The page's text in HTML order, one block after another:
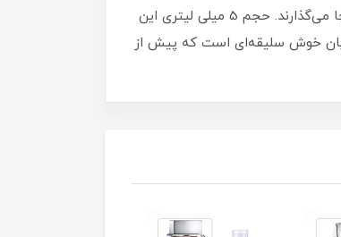
ادویه‌ها و نعناع فضای عطر را مردانه‌تر و جذاب‌تر می‌سازد و در نهایت نت‌های عنبر، چرم و چوب، رایحه‌ای گرم، عمیق و ماندگار به جا می‌گذارند. حجم 5 میلی لیتری این
خوش سلیقه‌ای است که پیش از